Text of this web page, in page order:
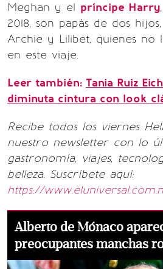
Meghan y el príncipe Harry
2018, son papás de dos
Archie y Lilibet, quienes no
en este viaje.
Leer también: Tania Ruiz
diminuta cintura con look
Recibe todos los viernes
nuestro newsletter con lo
gastronomía, viajes,
belleza. Suscríbete aquí:
https://
Alberto de Mónaco
preocupantes manchas